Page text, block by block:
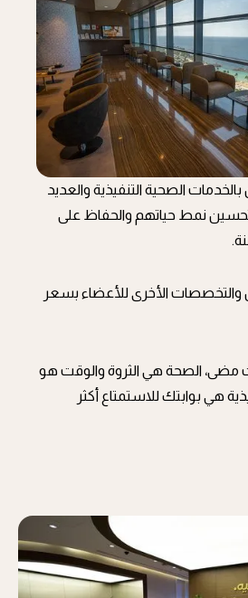
بالخدمات الصحية التنفيذية والعديد
نمط حياتهم والحفاظ على
والتخصصات الأخرى للأعضاء بسعر
مضى، الصحة هي الثروة والوقت هو
هي بوابتك للاستمتاع أكثر